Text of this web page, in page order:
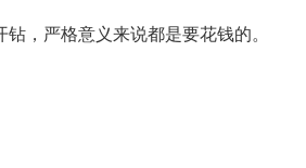
，严格意义来说都是要花钱的。